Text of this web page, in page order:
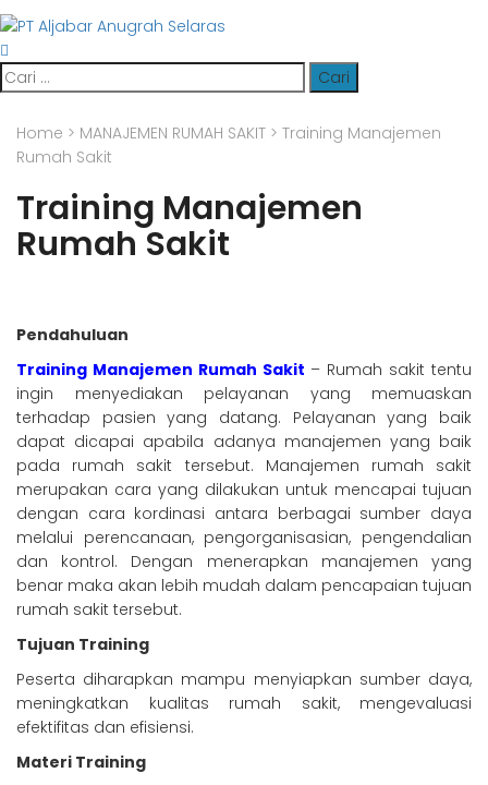
Cari
untuk:
Home > MANAJEMEN RUMAH SAKIT > Training Manajemen
Rumah Sakit
Training Manajemen
Rumah Sakit
Pendahuluan
Training Manajemen Rumah Sakit – Rumah sakit tentu
ingin menyediakan pelayanan yang memuaskan
terhadap pasien yang datang. Pelayanan yang baik
dapat dicapai apabila adanya manajemen yang baik
pada rumah sakit tersebut. Manajemen rumah sakit
merupakan cara yang dilakukan untuk mencapai tujuan
dengan cara kordinasi antara berbagai sumber daya
melalui perencanaan, pengorganisasian, pengendalian
dan kontrol. Dengan menerapkan manajemen yang
benar maka akan lebih mudah dalam pencapaian tujuan
rumah sakit tersebut.
Tujuan Training
Peserta diharapkan mampu menyiapkan sumber daya,
meningkatkan kualitas rumah sakit, mengevaluasi
efektifitas dan efisiensi.
Materi Training